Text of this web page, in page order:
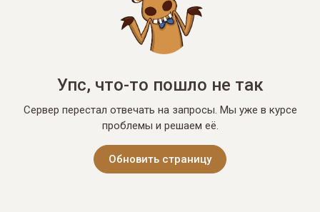
Упс, что-то пошло не так
Сервер перестал отвечать на запросы. Мы уже в курсе
проблемы и решаем её.
Обновить страницу